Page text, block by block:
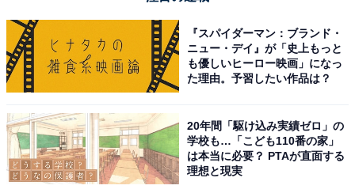
『スパイダーマン：ブランド・
ニュー・デイ』が「史上もっと
も優しいヒーロー映画」になっ
た理由。予習したい作品は？
20年間「駆け込み実績ゼロ」の
学校も…「こども110番の家」
は本当に必要？ PTAが直面する
理想と現実